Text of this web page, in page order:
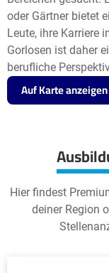
oder Gärtner bietet
Leute, ihre Karriere
Gorlosen ist daher
berufliche
Auf Karte anzeigen
Hier findest
deiner Region